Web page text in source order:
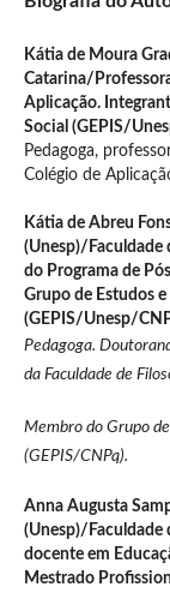
Kátia de Moura
Catarina/
Aplicação.
Social (GEPIS/
Pedagoga,
Colégio de
Kátia de Abreu
(Unesp)/
do Programa de
Grupo de Estudos
(GEPIS/Unesp/
Pedagoga.
da Faculdade de
Membro do Grupo
(GEPIS/CNPq).
Anna Augusta
(Unesp)/
docente em
Mestrado